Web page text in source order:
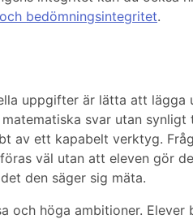
bedömningsintegritet.
uppgifter är lätta att lägga
svar utan synligt
av ett kapabelt verktyg.
väl utan att eleven gör
den säger sig mäta.
och höga ambitioner. Elever